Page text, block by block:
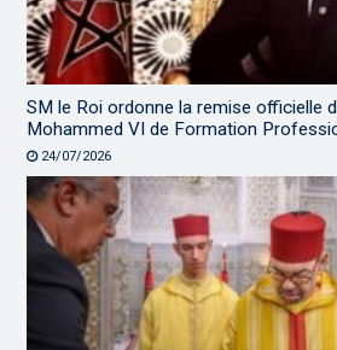
SM le Roi ordonne la remise officielle
Mohammed VI de Formation
24/07/2026